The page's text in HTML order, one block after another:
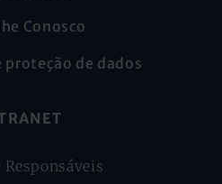
Conosco
proteção de dados